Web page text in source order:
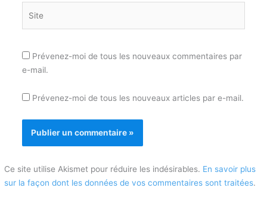
Prévenez-moi de tous les nouveaux commentaires par
e-mail.
Prévenez-moi de tous les nouveaux articles par e-mail.
Ce site utilise Akismet pour réduire les indésirables. En savoir plus
sur la façon dont les données de vos commentaires sont traitées.